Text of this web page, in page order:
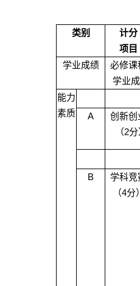
类别
计分
项目
学业成绩
必修课
学业
能力
素质
A
创新创
（2分
B
学科竞
（4分）